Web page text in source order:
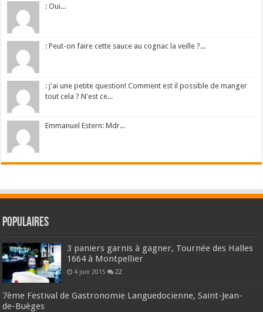
: Oui...
: Peut-on faire cette sauce au cognac la veille ?...
: j'ai une petite question! Comment est il possible de manger
tout cela ? N'est ce...
Emmanuel Estern: Mdr...
Populaires
3 paniers garnis à gagner, Tournée des Halles
1664 à Montpellier
4 juin 2015 22
7ème Festival de Gastronomie Languedocienne, Saint-Jean-
de-Buèges